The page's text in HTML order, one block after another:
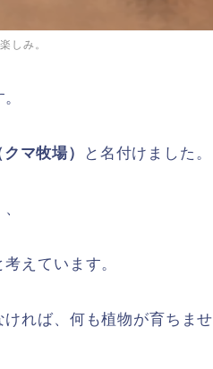
しみ。
マ牧場） と名付けました。
えています。
れば、何も植物が育ちませ